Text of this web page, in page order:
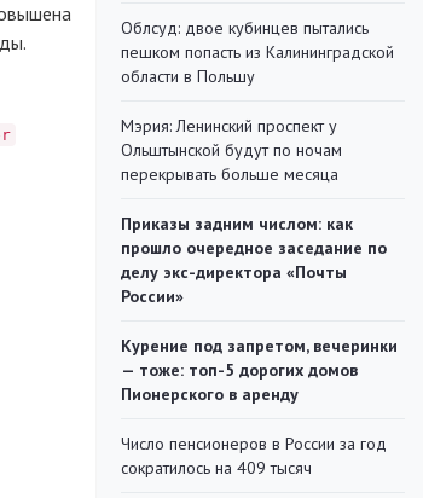
Облсуд: двое кубинцев пытались
пешком попасть из Калининградской
области в Польшу
Мэрия: Ленинский проспект у
Ольштынской будут по ночам
перекрывать больше месяца
Приказы задним числом: как
прошло очередное заседание по
делу экс-директора «Почты
России»
Курение под запретом, вечеринки
— тоже: топ-5 дорогих домов
Пионерского в аренду
Число пенсионеров в России за год
сократилось на 409 тысяч